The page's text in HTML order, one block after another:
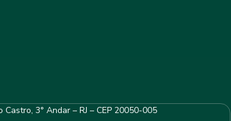
3° Andar – RJ – CEP 20050-005